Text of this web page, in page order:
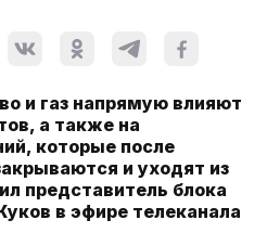
и газ напрямую влияют
а также на
которые после
и уходят из
представитель блока
в эфире телеканала